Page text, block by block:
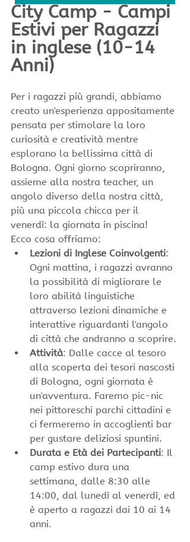
City Camp - Campi
Estivi per Ragazzi
in inglese (10-14
Anni)
Per i ragazzi più grandi, abbiamo
creato un'esperienza appositamente
pensata per stimolare la loro
curiosità e creatività mentre
esplorano la bellissima città di
Bologna. Ogni giorno scopriranno,
assieme alla nostra teacher, un
angolo diverso della nostra città,
più una piccola chicca per il
venerdì: la giornata in piscina!
Ecco cosa offriamo:
Lezioni di Inglese Coinvolgenti:
Ogni mattina, i ragazzi avranno
la possibilità di migliorare le
loro abilità linguistiche
attraverso lezioni dinamiche e
interattive riguardanti l'angolo
di città che andranno a scoprire.
Attività: Dalle cacce al tesoro
alla scoperta dei tesori nascosti
di Bologna, ogni giornata è
un'avventura. Faremo pic-nic
nei pittoreschi parchi cittadini e
ci fermeremo in accoglienti bar
per gustare deliziosi spuntini.
Durata e Età dei Partecipanti: Il
camp estivo dura una
settimana, dalle 8:30 alle
14:00, dal lunedì al venerdì, ed
è aperto a ragazzi dai 10 ai 14
anni.